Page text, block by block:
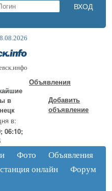
в
в:
06:10;
Объявления
Добавить
объявление
Фото
Объявления
онлайн Форум